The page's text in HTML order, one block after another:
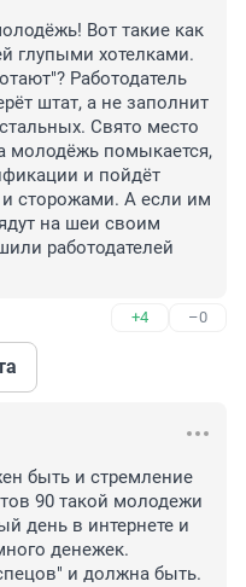
Вот такие как
глупыми хотелками.
Работодатель
штат, а не заполнит
Свято место
молодёжь помыкается,
и пойдёт
и сторожами. А если им
на шеи своим
работодателей
+4 –0
быть и стремление
90 такой молодежи
день в интернете и
денежек.
и должна быть.